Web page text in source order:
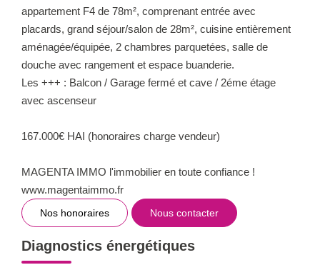
appartement F4 de 78m², comprenant entrée avec
placards, grand séjour/salon de 28m², cuisine entièrement
aménagée/équipée, 2 chambres parquetées, salle de
douche avec rangement et espace buanderie.
Les +++ : Balcon / Garage fermé et cave / 2éme étage
avec ascenseur
167.000€ HAI (honoraires charge vendeur)
MAGENTA IMMO l'immobilier en toute confiance !
www.magentaimmo.fr
Nos honoraires Nous contacter
Diagnostics énergétiques